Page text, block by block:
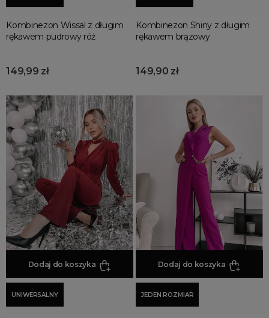
Kombinezon Wissal z długim
rękawem pudrowy róż
149,99 zł
Kombinezon Shiny z długim
rękawem brązowy
149,90 zł
Dodaj do koszyka
UNIWERSALNY
Dodaj do koszyka
JEDEN ROZMIAR